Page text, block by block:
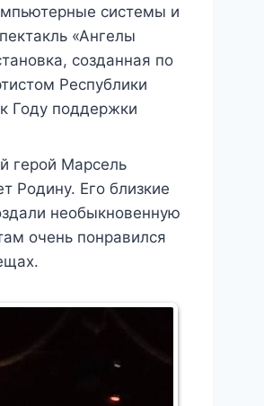
системы и
«Ангелы
созданная по
Республики
Году поддержки
герой Марсель
Родину. Его близкие
необыкновенную
очень понравился